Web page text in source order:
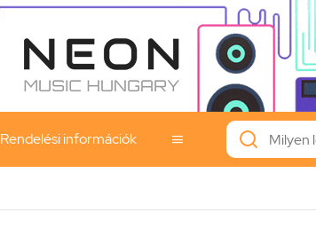
Rendelési információk 